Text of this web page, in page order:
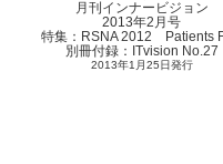
月刊インナービジョン
2013年2月号
特集：RSNA 2012 Patients
別冊付録：ITvision No.27
2013年1月25日発行